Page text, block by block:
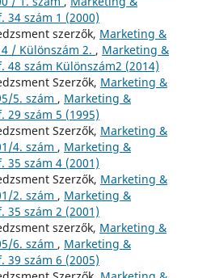
34 szám 1 (2000)
szerzők, Marketing &
/ Különszám 2. , Marketing &
48 szám Különszám2 (2014)
Szerzők, Marketing &
5. szám , Marketing &
29 szám 5 (1995)
Szerzők, Marketing &
4. szám , Marketing &
35 szám 4 (2001)
Szerzők, Marketing &
2. szám , Marketing &
35 szám 2 (2001)
szerzők, Marketing &
6. szám , Marketing &
39 szám 6 (2005)